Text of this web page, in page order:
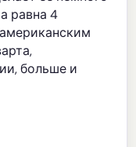
равна 4
больше и